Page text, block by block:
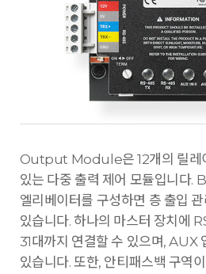
Output Module은 12개의 릴레
있는 다중 출력 제어 모듈입니다.
엘리베이터를 구성하면 층 출입
있습니다. 하나의 마스터 장치에
31대까지 연결할 수 있으며, AUX
있습니다. 또한, 안티패스백 구역